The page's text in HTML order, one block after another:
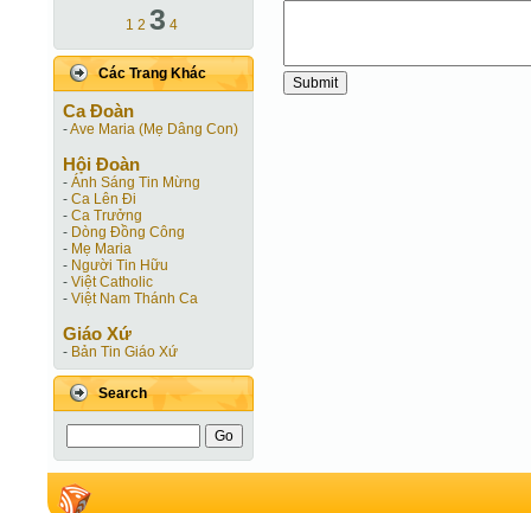
1 2 3 4
Các Trang Khác
Ca Ðoàn
-Ave Maria (Mẹ Dâng Con)
Hội Ðoàn
- Ánh Sáng Tin Mừng
- Ca Lên Đi
- Ca Trưởng
- Dòng Đồng Công
- Mẹ Maria
- Người Tin Hữu
- Việt Catholic
- Việt Nam Thánh Ca
Giáo Xứ
- Bản Tin Giáo Xứ
Search